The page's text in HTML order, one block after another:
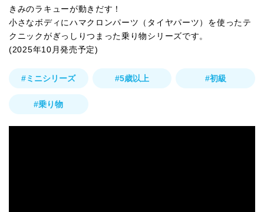
きみのラキューが動きだす！
小さなボディにハマクロンパーツ（タイヤパーツ）を使ったテ
クニックがぎっしりつまった乗り物シリーズです。
(2025年10月発売予定)
#ミニシリーズ #5歳以上 #初級
#乗り物